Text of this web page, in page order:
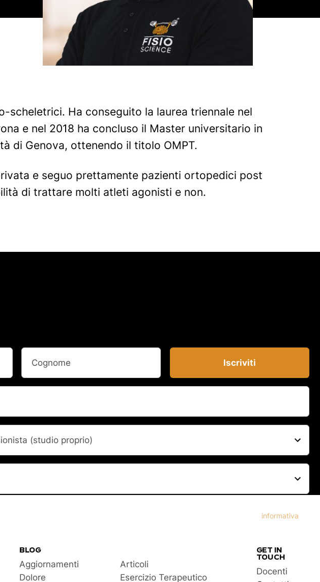
scheletrici. Ha conseguito la laurea triennale nel
e nel 2018 ha concluso il Master universitario in
di Genova, ottenendo il titolo OMPT.
e seguo prettamente pazienti ortopedici post
di trattare molti atleti agonisti e non.
Nome
Cognome
informativa
Iscriviti
BLOG
Aggiornamenti
Articoli
Dolore
Esercizio Terapeutico
GET IN
TOUCH
Docenti